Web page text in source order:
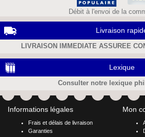
Débit à l'envoi de la
Livraison
LIVRAISON IMMEDIATE ASSUREE
Lexique
Consulter notre lexique
Informations légales
Frais et délais de livraison
Garanties
Mon